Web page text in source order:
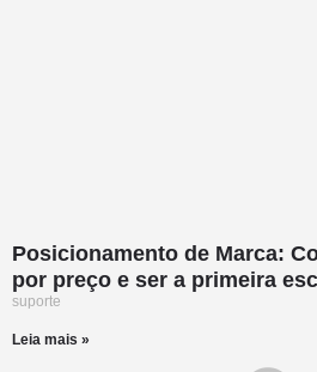
Posicionamento de Marca:
por preço e ser a primeira
suporte
Leia mais »